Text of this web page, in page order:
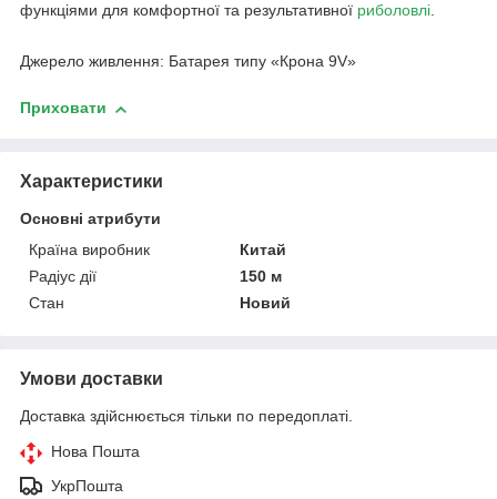
функціями для комфортної та результативної риболовлі.
Джерело живлення: Батарея типу «Крона 9V»
Приховати
Характеристики
Основні атрибути
Країна виробник
Китай
Радіус дії
150 м
Стан
Новий
Умови доставки
Доставка здійснюється тільки по передоплаті.
Нова Пошта
УкрПошта